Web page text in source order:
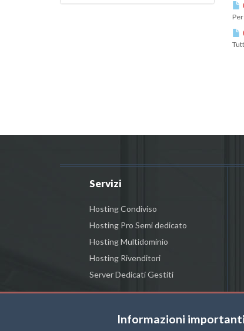
Servizi
Hosting Condiviso
Hosting Pro Semi dedicato
Hosting Multidominio
Hosting Rivenditori
Server Dedicati Gestiti
Informazioni